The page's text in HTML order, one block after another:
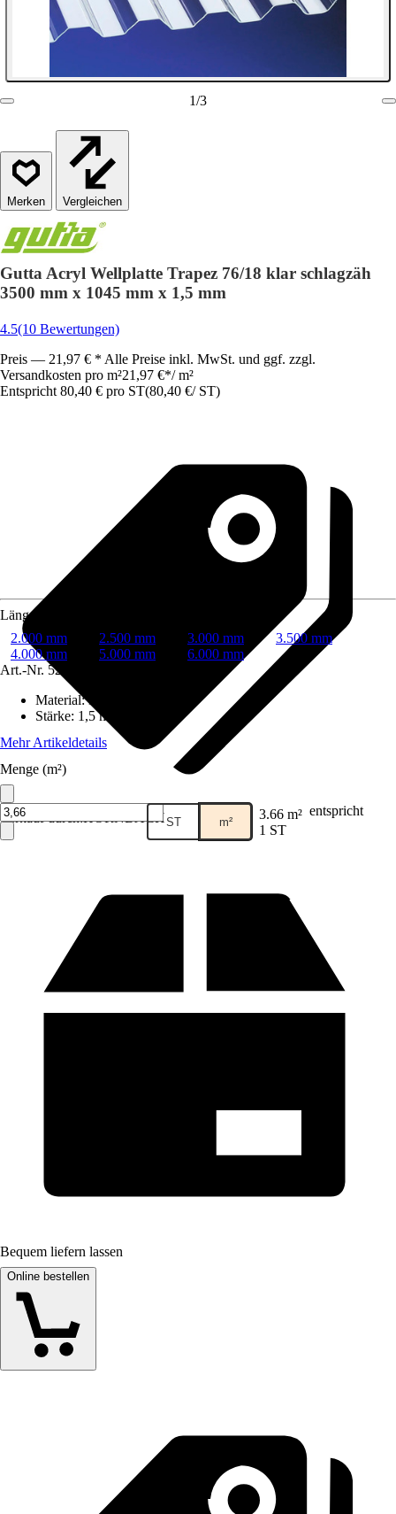
1/3
Vergleichen
Gutta Acryl Wellplatte Trapez 76/18 klar schlagzäh
3500 mm x 1045 mm x 1,5 mm
4.5(10 Bewertungen)
Preis — 21,97 € * Alle Preise inkl. MwSt. und ggf. zzgl.
Versandkosten pro m²21,97 €*/ m²
Entspricht 80,40 € pro ST(80,40 €/ ST)
Verkauf durch:HORNBACH
Länge
2.000 mm
2.500 mm 3.000 mm
3.500 mm
4.000 mm
5.000 mm
6.000 mm
Art.-Nr. 5212374
Material:Kunststoff
Stärke: 1,5 mm
Mehr Artikeldetails
Menge (m²)
ST m² 3.66 m² entspricht
1 ST
Bequem liefern lassen
Online bestellen